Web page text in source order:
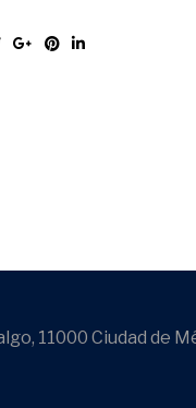
11000 Ciudad de